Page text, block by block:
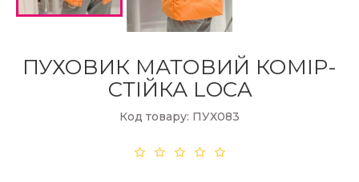
ПУХОВИК МАТОВИЙ КОМІР-
СТІЙКА LOCA
Код товару: ПУХ083